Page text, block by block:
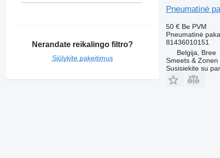
Nerandate reikalingo filtro?
Siūlykite pakeitimus
Pneumatinė
50 € Be PVM
Pneumatinė
81436010151
Belgija, Bree
Smeets & Zonen
Susisiekite su